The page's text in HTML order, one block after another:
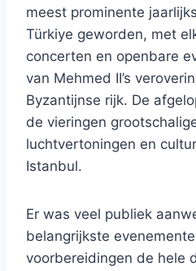
meest prominente
Türkiye geworden, met
concerten en openbare
van Mehmed II’s
Byzantijnse rijk. De
de vieringen
luchtvertoningen en
Istanbul.
Er was veel publiek
belangrijkste
voorbereidingen de hele